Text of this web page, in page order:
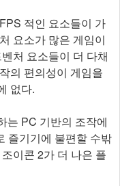
적인 요소들이 가
요소가 많은 게임이
처 요소들이 더 다채
의 편의성이 게임을
없다.
는 PC 기반의 조작에
즐기기에 불편할 수밖
이콘 2가 더 나은 플